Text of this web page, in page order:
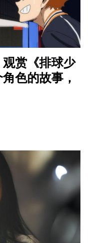
赏《排球少
色的故事，